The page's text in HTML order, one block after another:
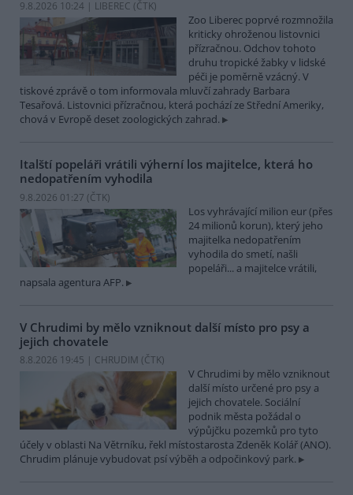
9.8.2026 10:24 | LIBEREC (ČTK)
Zoo Liberec poprvé rozmnožila
kriticky ohroženou listovnici
přízračnou. Odchov tohoto
druhu tropické žabky v lidské
péči je poměrně vzácný. V
tiskové zprávě o tom informovala mluvčí zahrady Barbara
Tesařová. Listovnici přízračnou, která pochází ze Střední Ameriky,
chová v Evropě deset zoologických zahrad.
Italští popeláři vrátili výherní los majitelce, která ho
nedopatřením vyhodila
9.8.2026 01:27 (ČTK)
Los vyhrávající milion eur (přes
24 milionů korun), který jeho
majitelka nedopatřením
vyhodila do smetí, našli
popeláři... a majitelce vrátili,
napsala agentura AFP.
V Chrudimi by mělo vzniknout další místo pro psy a
jejich chovatele
8.8.2026 19:45 | CHRUDIM (ČTK)
V Chrudimi by mělo vzniknout
další místo určené pro psy a
jejich chovatele. Sociální
podnik města požádal o
výpůjčku pozemků pro tyto
účely v oblasti Na Větrníku, řekl místostarosta Zdeněk Kolář (ANO).
Chrudim plánuje vybudovat psí výběh a odpočinkový park.